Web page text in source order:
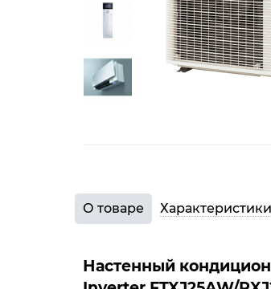
О товаре Характеристики
Настенный